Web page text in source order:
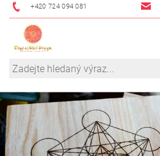
+420 724 094 081